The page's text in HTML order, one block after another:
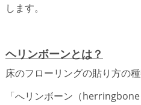
します。
ヘリンボーンとは？
床のフローリングの貼り方の種
「へリンボーン（